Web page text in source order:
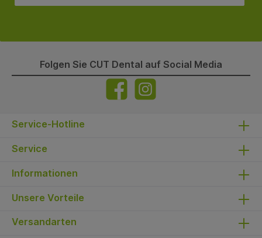
Folgen Sie CUT Dental auf Social Media
Service-Hotline
Service
Informationen
Unsere Vorteile
Versandarten